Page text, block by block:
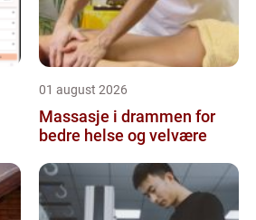
01 august 2026
Massasje i drammen for
bedre helse og velvære